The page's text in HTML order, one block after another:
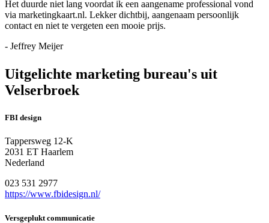
Het duurde niet lang voordat ik een aangename professional vond
via marketingkaart.nl. Lekker dichtbij, aangenaam persoonlijk
contact en niet te vergeten een mooie prijs.
- Jeffrey Meijer
Uitgelichte marketing bureau's uit
Velserbroek
FBI design
Tappersweg 12-K
2031 ET Haarlem
Nederland
023 531 2977
https://www.fbidesign.nl/
Versgeplukt communicatie